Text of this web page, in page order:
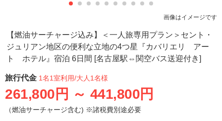
画像はイメージです
【燃油サーチャージ込み】＜一人旅専用プラン＞セント・
ジュリアン地区の便利な立地の4つ星『カバリエリ アー
ト ホテル』宿泊 6日間 [名古屋駅⇔関空バス送迎付き]
旅行代金 1名1室利用/大人1名様
261,800円 ～ 441,800円
（燃油サーチャージ含む) ※諸税費別途必要